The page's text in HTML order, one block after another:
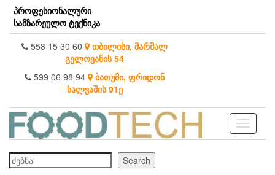
Skip
the
content
პროფესიონალური
სამზარეულო ტექნიკა
558 15 30 60 თბილისი, მარშალ
გელოვანის 54
599 06 98 94 ბათუმი, ფრიდონ
ხალვაშის 91ე
Toggle
ძებნა
Search